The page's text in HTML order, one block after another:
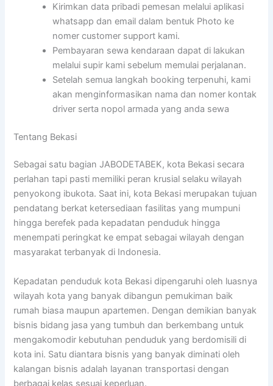
Kirimkan data pribadi pemesan melalui aplikasi
whatsapp dan email dalam bentuk Photo ke
nomer customer support kami.
Pembayaran sewa kendaraan dapat di lakukan
melalui supir kami sebelum memulai perjalanan.
Setelah semua langkah booking terpenuhi, kami
akan menginformasikan nama dan nomer kontak
driver serta nopol armada yang anda sewa
Tentang Bekasi
Sebagai satu bagian JABODETABEK, kota Bekasi secara
perlahan tapi pasti memiliki peran krusial selaku wilayah
penyokong ibukota. Saat ini, kota Bekasi merupakan tujuan
pendatang berkat ketersediaan fasilitas yang mumpuni
hingga berefek pada kepadatan penduduk hingga
menempati peringkat ke empat sebagai wilayah dengan
masyarakat terbanyak di Indonesia.
Kepadatan penduduk kota Bekasi dipengaruhi oleh luasnya
wilayah kota yang banyak dibangun pemukiman baik
rumah biasa maupun apartemen. Dengan demikian banyak
bisnis bidang jasa yang tumbuh dan berkembang untuk
mengakomodir kebutuhan penduduk yang berdomisili di
kota ini. Satu diantara bisnis yang banyak diminati oleh
kalangan bisnis adalah layanan transportasi dengan
berbagai kelas sesuai keperluan.